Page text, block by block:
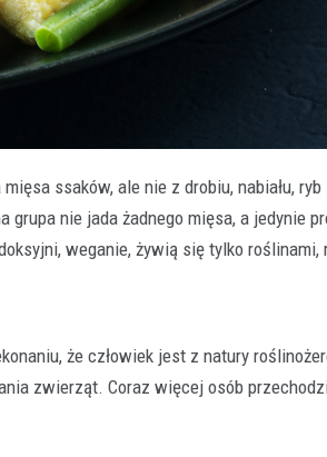
ssaków, ale nie z drobiu, nabiału,
nie jada żadnego mięsa, a jedynie
weganie, żywią się tylko roślinami,
że człowiek jest z natury
zwierząt. Coraz więcej osób